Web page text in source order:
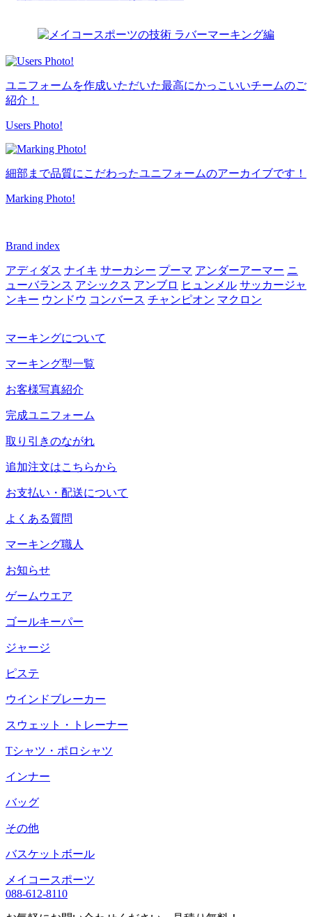
ユニフォームを作成いただいた最高にかっこいいチームのご
紹介！
Users Photo!
細部まで品質にこだわったユニフォームのアーカイブです！
Marking Photo!
Brand index
アディダス ナイキ サーカシー プーマ アンダーアーマー ニ
ューバランス アシックス アンブロ ヒュンメル サッカージャ
ンキー ウンドウ コンバース チャンピオン マクロン
マーキングについて
マーキング型一覧
お客様写真紹介
完成ユニフォーム
取り引きのながれ
追加注文はこちらから
お支払い・配送について
よくある質問
マーキング職人
お知らせ
ゲームウエア
ゴールキーパー
ジャージ
ピステ
ウインドブレーカー
スウェット・トレーナー
Tシャツ・ポロシャツ
インナー
バッグ
その他
バスケットボール
メイコースポーツ
088-612-8110